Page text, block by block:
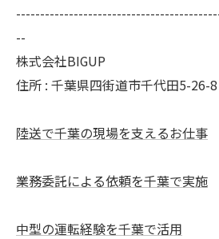
--
株式会社BIGUP
住所 : 千葉県四街道市千代田5-26-8
陸送で千葉の現場を支えるお仕事
業務委託による依頼を千葉で実施
中型の運転経験を千葉で活用